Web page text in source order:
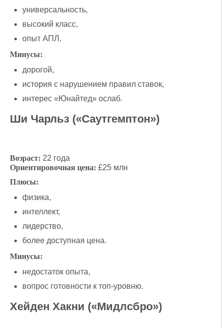
универсальность,
высокий класс,
опыт АПЛ.
Минусы:
дорогой,
история с нарушением правил ставок,
интерес «Юнайтед» ослаб.
Ши Чарльз («Саутгемптон»)
Возраст: 22 года
Ориентировочная цена: £25 млн
Плюсы:
физика,
интеллект,
лидерство,
более доступная цена.
Минусы:
недостаток опыта,
вопрос готовности к топ-уровню.
Хейден Хакни («Мидлсбро»)